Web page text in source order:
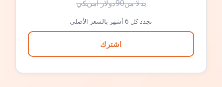
بدلا من90دولار أمريكي
تجدد كل 6 أشهر بالسعر الأصلي
اشترك